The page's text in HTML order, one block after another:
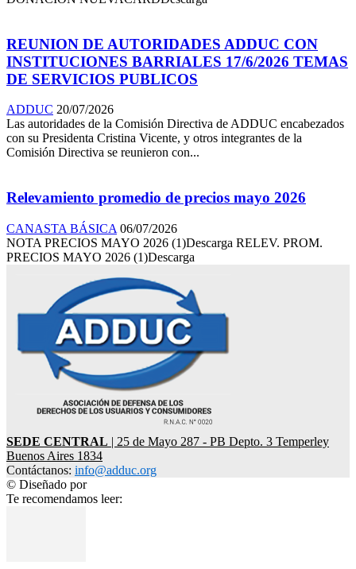
REUNION DE AUTORIDADES ADDUC CON
INSTITUCIONES BARRIALES 17/6/2026 TEMAS
DE SERVICIOS PUBLICOS
ADDUC 20/07/2026
Las autoridades de la Comisión Directiva de ADDUC encabezados
con su Presidenta Cristina Vicente, y otros integrantes de la
Comisión Directiva se reunieron con...
Relevamiento promedio de precios mayo 2026
CANASTA BÁSICA 06/07/2026
NOTA PRECIOS MAYO 2026 (1)Descarga RELEV. PROM.
PRECIOS MAYO 2026 (1)Descarga
SEDE CENTRAL | 25 de Mayo 287 - PB Depto. 3 Temperley
Buenos Aires 1834
Contáctanos: info@adduc.org
© Diseñado por
Te recomendamos leer: